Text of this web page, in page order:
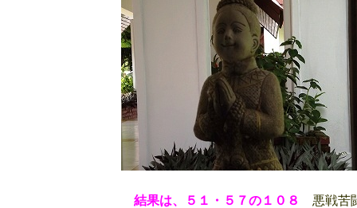
結果は、５１・５７の１０８
悪戦苦